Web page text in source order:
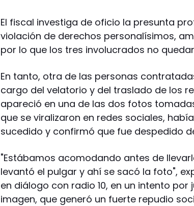
El fiscal investiga de oficio la presunta
violación de derechos personalísimos,
por lo que los tres involucrados no
En tanto, otra de las personas
cargo del velatorio y del traslado de los
apareció en una de las dos fotos
que se viralizaron en redes sociales,
sucedido y confirmó que fue despedido
"Estábamos acomodando antes de
levantó el pulgar y ahí se sacó la foto",
en diálogo con radio 10, en un intento
imagen, que generó un fuerte repudio